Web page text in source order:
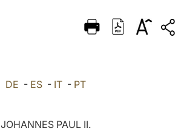
DEUTSCH
DE - ES- IT- PT
JOHANNES PAUL II.